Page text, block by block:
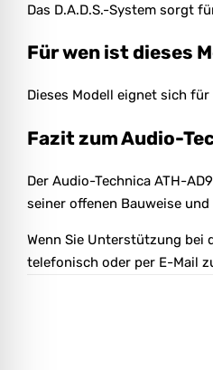
Das D.A.D.S.-System sorgt
Für wen ist dieses
Dieses Modell eignet sich
Fazit zum Audio-
Der Audio-Technica ATH-
seiner offenen Bauweise
Wenn Sie Unterstützung bei
telefonisch oder per E-Mail